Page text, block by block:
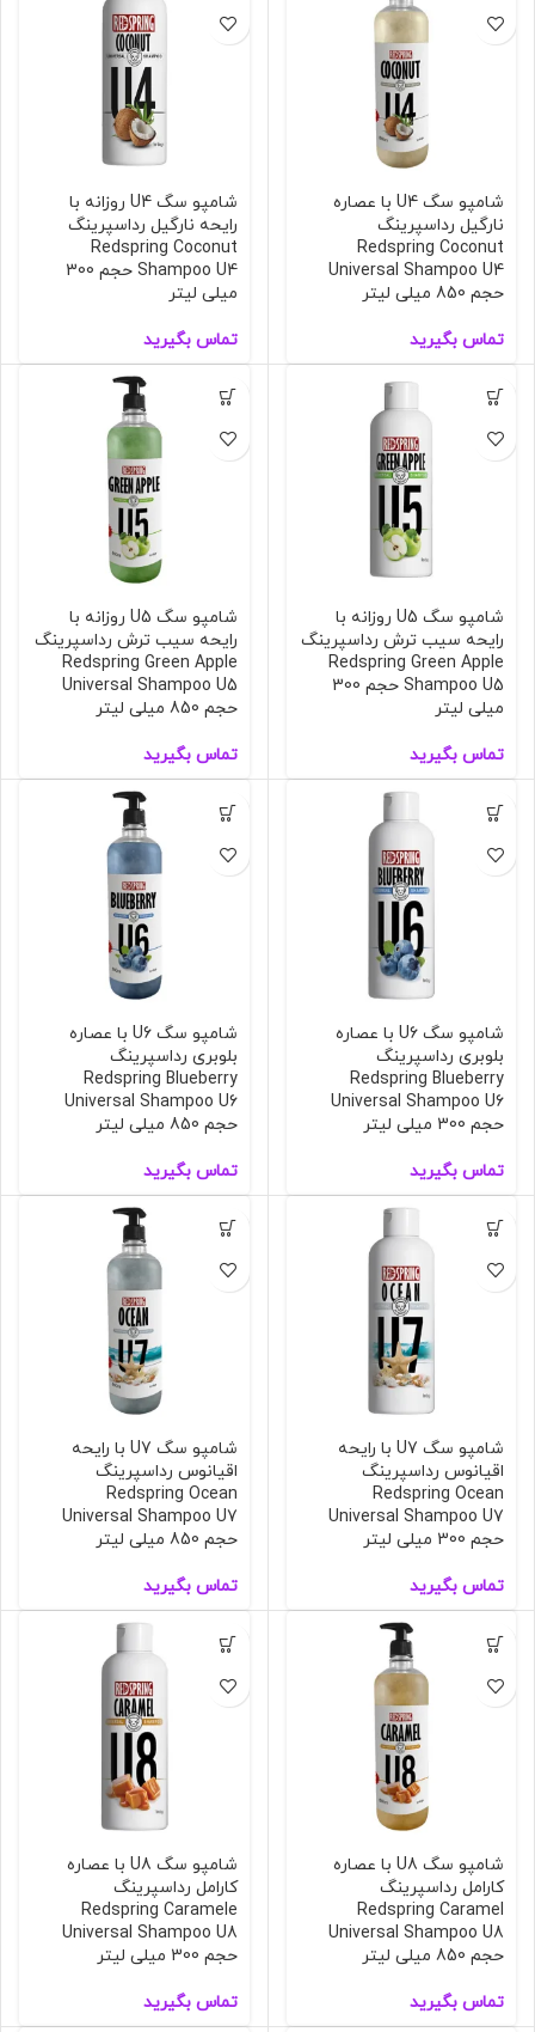
شامپو سگ U4 با عصاره
نارگیل رداسپرینگ
Redspring Coconut
Universal Shampoo U4
حجم 850 میلی لیتر
تماس بگیرید
شامپو سگ U4 روزانه با
رایحه نارگیل رداسپرینگ
Redspring Coconut
Shampoo U4 حجم 300
میلی لیتر
تماس بگیرید
شامپو سگ U5 روزانه با
رایحه سیب ترش رداسپرینگ
Redspring Green Apple
Shampoo U5 حجم 300
میلی لیتر
تماس بگیرید
شامپو سگ U5 روزانه با
رایحه سیب ترش رداسپرینگ
Redspring Green Apple
Universal Shampoo U5
حجم 850 میلی لیتر
تماس بگیرید
شامپو سگ U6 با عصاره
بلوبری رداسپرینگ
Redspring Blueberry
Universal Shampoo U6
حجم 300 میلی لیتر
تماس بگیرید
شامپو سگ U6 با عصاره
بلوبری رداسپرینگ
Redspring Blueberry
Universal Shampoo U6
حجم 850 میلی لیتر
تماس بگیرید
شامپو سگ U7 با رایحه
اقیانوس رداسپرینگ
Redspring Ocean
Universal Shampoo U7
حجم 300 میلی لیتر
تماس بگیرید
شامپو سگ U7 با رایحه
اقیانوس رداسپرینگ
Redspring Ocean
Universal Shampoo U7
حجم 850 میلی لیتر
تماس بگیرید
شامپو سگ U8 با عصاره
کارامل رداسپرینگ
Redspring Caramel
Universal Shampoo U8
حجم 850 میلی لیتر
تماس بگیرید
شامپو سگ U8 با عصاره
کارامل رداسپرینگ
Redspring Caramele
Universal Shampoo U8
حجم 300 میلی لیتر
تماس بگیرید